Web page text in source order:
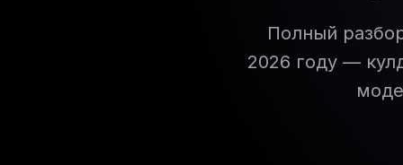
Полный
2026 году —